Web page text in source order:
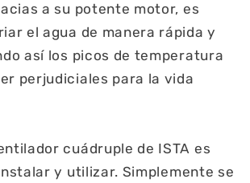
a su potente motor, es
el agua de manera rápida y
así los picos de temperatura
perjudiciales para la vida
cuádruple de ISTA es
y utilizar. Simplemente se